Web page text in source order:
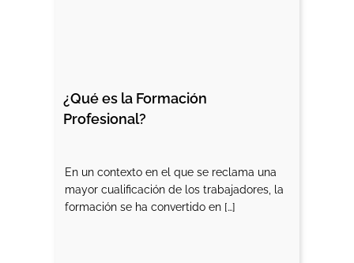
¿Qué es la Formación
Profesional?
En un contexto en el que se reclama una
mayor cualificación de los trabajadores, la
formación se ha convertido en […]